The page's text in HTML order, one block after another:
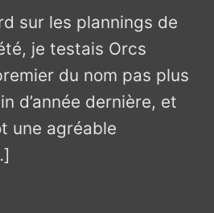
sur les plannings de
je testais Orcs
du nom pas plus
d’année dernière, et
une agréable